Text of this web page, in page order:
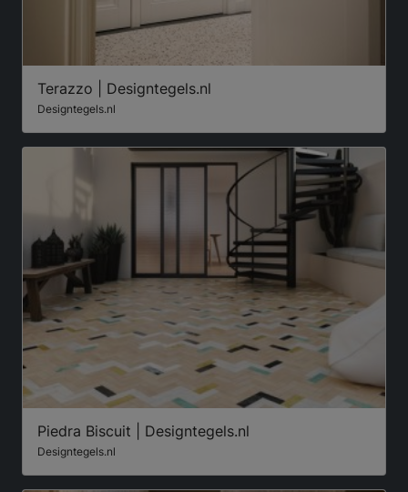
Terazzo | Designtegels.nl
Designtegels.nl
Piedra Biscuit | Designtegels.nl
Designtegels.nl